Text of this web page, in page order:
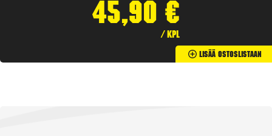
45,90 €
/ kpl
Lisää Ostoslistaan